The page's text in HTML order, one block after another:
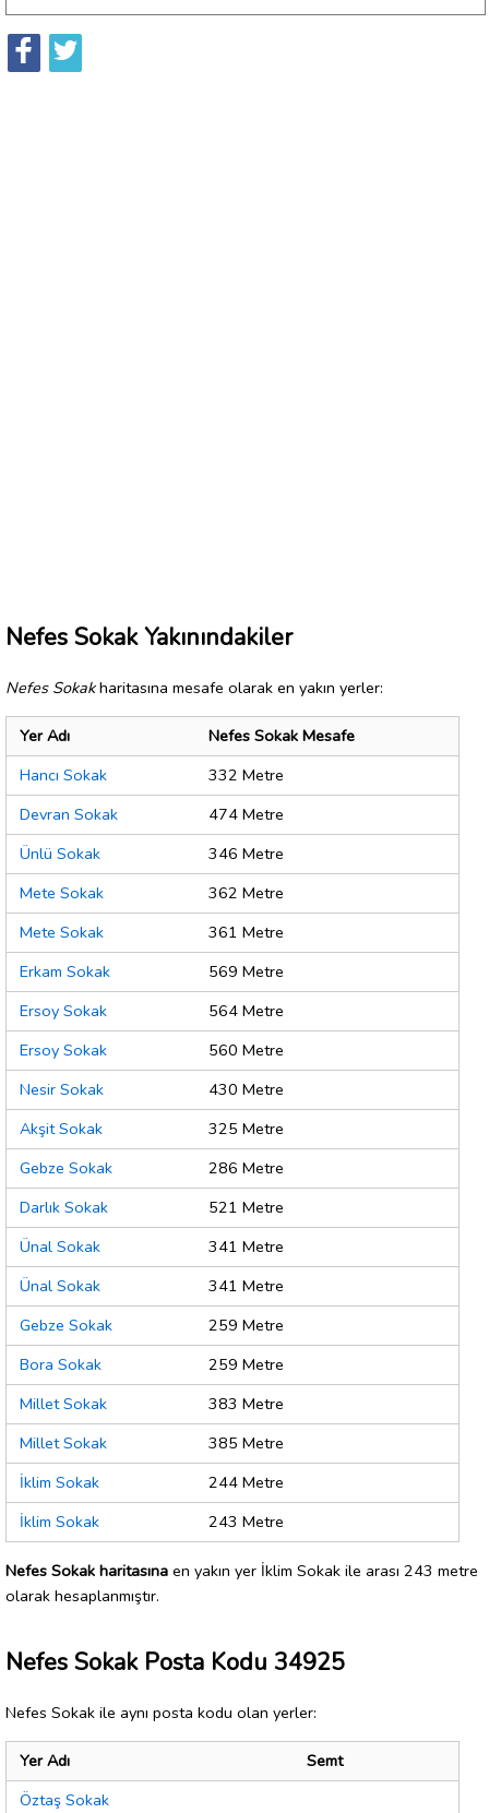
Nefes Sokak Yakınındakiler
Nefes Sokakharitasına mesafe olarak en yakın yerler:
Yer Adı
Nefes Sokak Mesafe
Hancı Sokak
332 Metre
Devran Sokak
474 Metre
Ünlü Sokak
346 Metre
Mete Sokak
362 Metre
Mete Sokak
361 Metre
Erkam Sokak
569 Metre
Ersoy Sokak
564 Metre
Ersoy Sokak
560 Metre
Nesir Sokak
430 Metre
Akşit Sokak
325 Metre
Gebze Sokak
286 Metre
Darlık Sokak
521 Metre
Ünal Sokak
341 Metre
Ünal Sokak
341 Metre
Gebze Sokak
259 Metre
Bora Sokak
259 Metre
Millet Sokak
383 Metre
Millet Sokak
385 Metre
İklim Sokak
244 Metre
İklim Sokak
243 Metre
Nefes Sokak haritasına en yakın yer İklim Sokak ile arası 243 metre
olarak hesaplanmıştır.
Nefes Sokak Posta Kodu 34925
Nefes Sokak ile aynı posta kodu olan yerler:
Yer Adı
Semt
Öztaş Sokak